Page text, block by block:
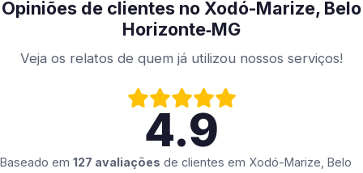
Opiniões de clientes no Xodó-Marize, Belo
Horizonte‑MG
Veja os relatos de quem já utilizou nossos serviços!
4.9
Baseado em 127 avaliações de clientes em Xodó-Marize, Belo